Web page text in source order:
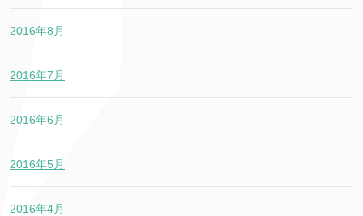
2016年8月
2016年7月
2016年6月
2016年5月
2016年4月